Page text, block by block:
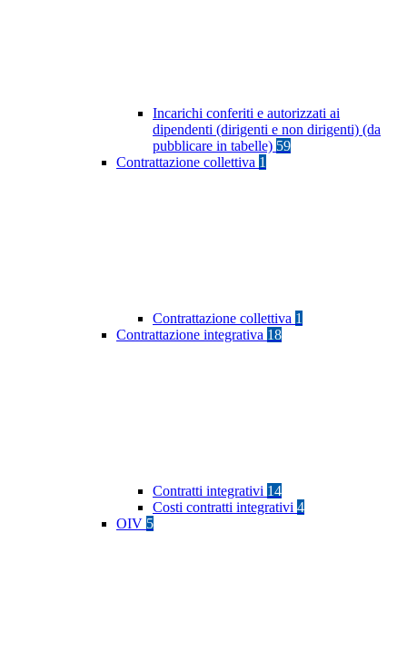
Incarichi conferiti e autorizzati ai
dipendenti (dirigenti e non dirigenti) (da
pubblicare in tabelle) 59
Contrattazione collettiva 1
Contrattazione collettiva 1
Contrattazione integrativa 18
Contratti integrativi 14
Costi contratti integrativi 4
OIV 5